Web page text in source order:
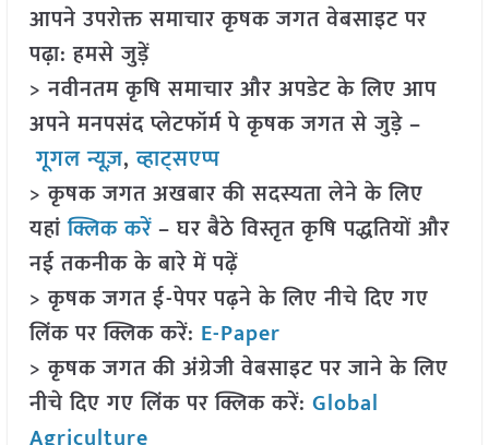
आपने उपरोक्त समाचार कृषक जगत वेबसाइट पर
पढ़ा: हमसे जुड़ें
> नवीनतम कृषि समाचार और अपडेट के लिए आप
अपने मनपसंद प्लेटफॉर्म पे कृषक जगत से जुड़े –
गूगल न्यूज़,व्हाट्सएप्प
> कृषक जगत अखबार की सदस्यता लेने के लिए
यहांक्लिक करें– घर बैठे विस्तृत कृषि पद्धतियों और
नई तकनीक के बारे में पढ़ें
> कृषक जगत ई-पेपर पढ़ने के लिए नीचे दिए गए
लिंक पर क्लिक करें: E-Paper
> कृषक जगत की अंग्रेजी वेबसाइट पर जाने के लिए
नीचे दिए गए लिंक पर क्लिक करें: Global